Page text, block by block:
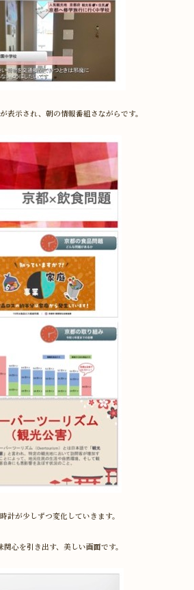
表示され、朝の情報番組さながらです。
計が少しずつ変化していきます。
心を引き出す、美しい画面です。